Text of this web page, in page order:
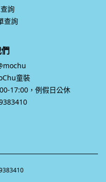
詢
查詢
童裝
17:00，例假日公休